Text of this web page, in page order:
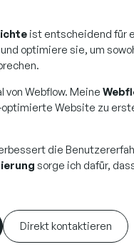
ist entscheidend für
optimiere sie, um
von Webflow. Meine
optimierte Website zu
die
sorge ich dafür,
Direkt kontaktieren